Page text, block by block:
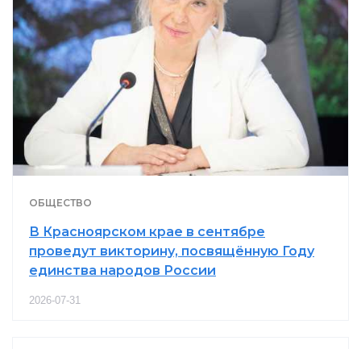
ОБЩЕСТВО
В Красноярском крае в сентябре
проведут викторину, посвящённую Году
единства народов России
2026-07-31